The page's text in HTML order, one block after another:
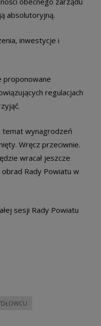
absolutoryjną.
inwestycje i
proponowane
regulacjach
temat wynagrodzeń
Wręcz przeciwnie.
wracał jeszcze
Rady Powiatu w
sesji Rady Powiatu